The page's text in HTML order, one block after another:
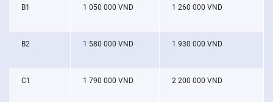
B1 1 050 000 VND 1 260 000 VND
B2 1 580 000 VND 1 930 000 VND
C1 1 790 000 VND 2 200 000 VND